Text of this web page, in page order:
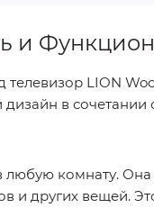
и
LION
в
комнату.
и других вещей.